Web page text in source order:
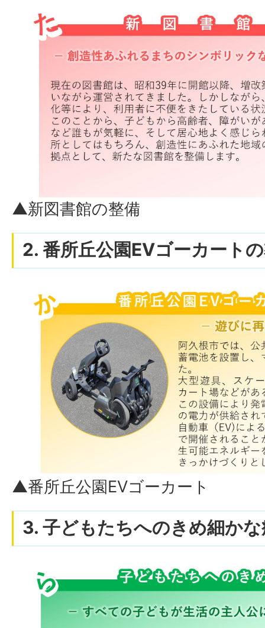
▲新図書館の整備
2. 番所丘公園EVゴーカート
▲番所丘公園EVゴーカート
3. 子どもたちへのきめ細か